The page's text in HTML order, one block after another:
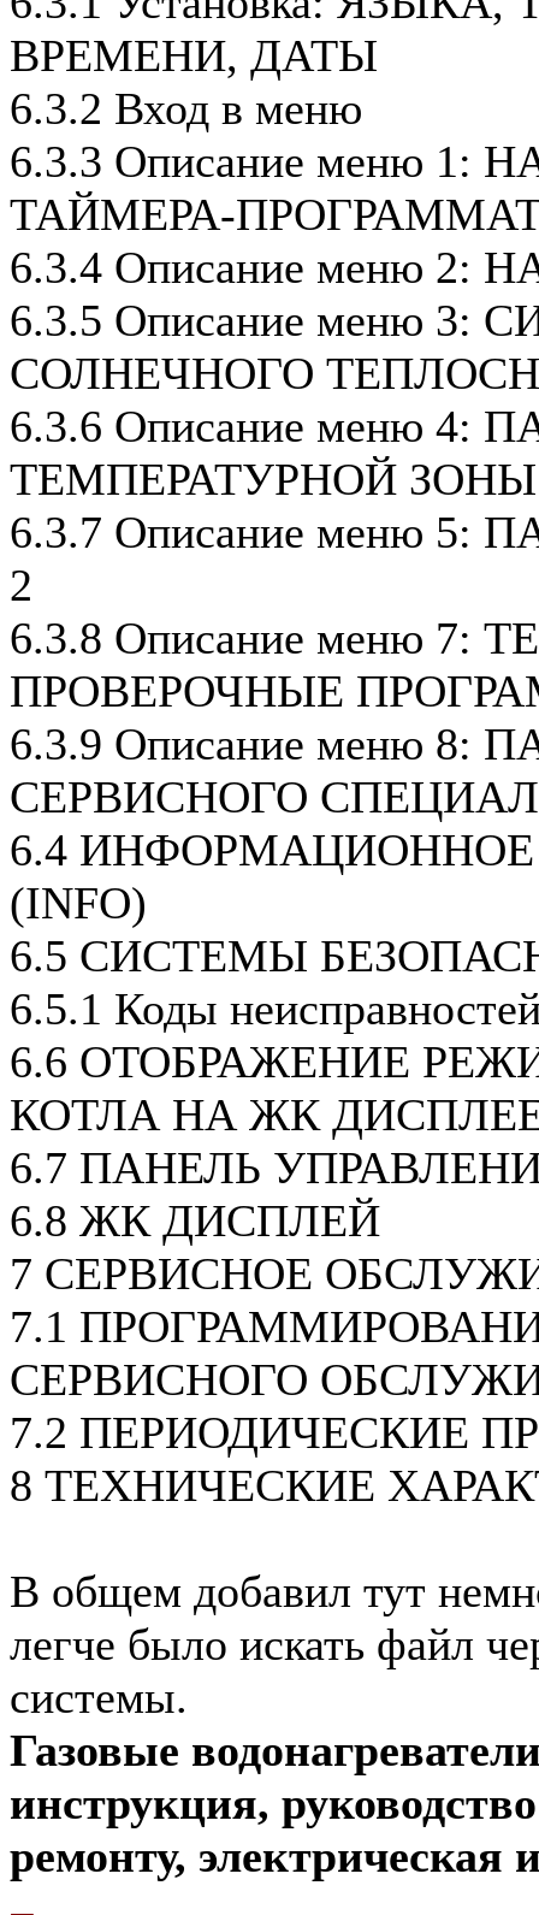
ВРЕМЕНИ, ДАТЫ
6.3.2 Вход в меню
6.3.3 Описание меню 1:
ТАЙМЕРА-
6.3.4 Описание меню 2:
6.3.5 Описание меню 3:
СОЛНЕЧНОГО
6.3.6 Описание меню 4:
ТЕМПЕРАТУРНОЙ ЗОНЫ
6.3.7 Описание меню
2
6.3.8 Описание меню 7:
ПРОВЕРОЧНЫЕ
6.3.9 Описание меню 8:
СЕРВИСНОГО
6.4
(INFO)
6.5 СИСТЕМЫ
6.5.1 Коды
6.6 ОТОБРАЖЕНИЕ
КОТЛА НА ЖК
6.7 ПАНЕЛЬ
6.8 ЖК ДИСПЛЕЙ
7 СЕРВИСНОЕ
7.1
СЕРВИСНОГО
7.2 ПЕРИОДИЧЕСКИЕ
8 ТЕХНИЧЕСКИЕ
В общем добавил тут
легче было искать файл
системы.
Газовые
инструкция,
ремонту, электрическая